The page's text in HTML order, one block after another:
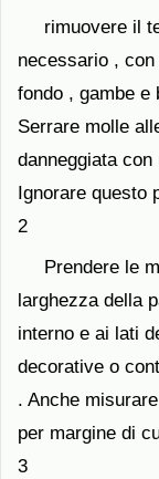
rimuovere il
necessario ,
fondo , gambe e
Serrare molle
danneggiata
Ignorare questo
2
Prendere le
larghezza della
interno e ai lati
decorative o
. Anche
per margine di
3